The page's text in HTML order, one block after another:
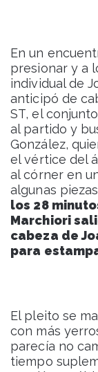
En un
presionar y a
individual de
anticipó de
ST, el
al partido y
González,
el vértice del
al córner en
algunas
los 28
Marchiori
cabeza de
para
El pleito se
con más
parecía no
tiempo